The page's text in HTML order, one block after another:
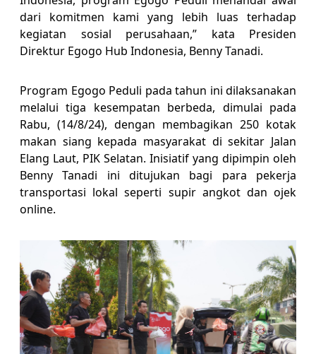
dari komitmen kami yang lebih luas terhadap
kegiatan sosial perusahaan,” kata Presiden
Direktur Egogo Hub Indonesia, Benny Tanadi.
Program Egogo Peduli pada tahun ini dilaksanakan
melalui tiga kesempatan berbeda, dimulai pada
Rabu, (14/8/24), dengan membagikan 250 kotak
makan siang kepada masyarakat di sekitar Jalan
Elang Laut, PIK Selatan. Inisiatif yang dipimpin oleh
Benny Tanadi ini ditujukan bagi para pekerja
transportasi lokal seperti supir angkot dan ojek
online.